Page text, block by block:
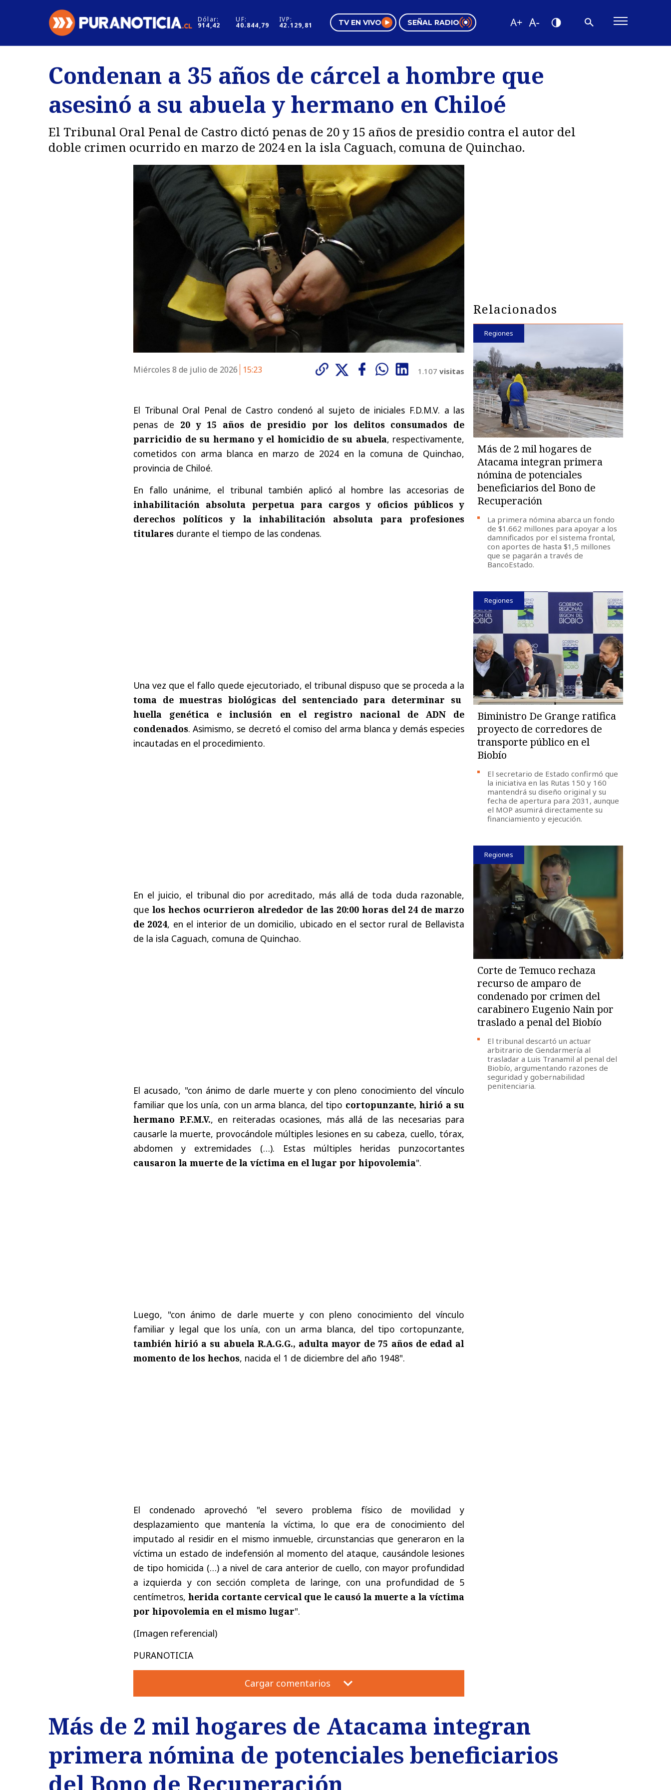
Dólar:
914,42
UF:
40.844,79
IVP:
42.129,81 TV EN VIVO SEÑAL RADIO
Regiones
Deportes
Internacional
Motores
Negocios
Pura Mujer
Tendencias
Videos
Condenan a 35 años de cárcel a hombre que
asesinó a su abuela y hermano en Chiloé
El Tribunal Oral Penal de Castro dictó penas de 20 y 15 años de presidio contra el autor del
doble crimen ocurrido en marzo de 2024 en la isla Caguach, comuna de Quinchao.
Miércoles 8 de julio de 2026 15:23 1.107 visitas
El Tribunal Oral Penal de Castro condenó al sujeto de iniciales F.D.M.V. a las
penas de 20 y 15 años de presidio por los delitos consumados de
parricidio de su hermano y el homicidio de su abuela, respectivamente,
cometidos con arma blanca en marzo de 2024 en la comuna de Quinchao,
provincia de Chiloé.
En fallo unánime, el tribunal también aplicó al hombre las accesorias de
inhabilitación absoluta perpetua para cargos y oficios públicos y
derechos políticos y la inhabilitación absoluta para profesiones
titulares durante el tiempo de las condenas.
Una vez que el fallo quede ejecutoriado, el tribunal dispuso que se proceda a la
toma de muestras biológicas del sentenciado para determinar su
huella genética e inclusión en el registro nacional de ADN de
condenados. Asimismo, se decretó el comiso del arma blanca y demás especies
incautadas en el procedimiento.
En el juicio, el tribunal dio por acreditado, más allá de toda duda razonable,
que los hechos ocurrieron alrededor de las 20:00 horas del 24 de marzo
de 2024, en el interior de un domicilio, ubicado en el sector rural de Bellavista
de la isla Caguach, comuna de Quinchao.
El acusado, "con ánimo de darle muerte y con pleno conocimiento del vínculo
familiar que los unía, con un arma blanca, del tipo cortopunzante, hirió a su
hermano P.F.M.V., en reiteradas ocasiones, más allá de las necesarias para
causarle la muerte, provocándole múltiples lesiones en su cabeza, cuello, tórax,
abdomen y extremidades (…). Estas múltiples heridas punzocortantes
causaron la muerte de la víctima en el lugar por hipovolemia".
Luego, "con ánimo de darle muerte y con pleno conocimiento del vínculo
familiar y legal que los unía, con un arma blanca, del tipo cortopunzante,
también hirió a su abuela R.A.G.G., adulta mayor de 75 años de edad al
momento de los hechos, nacida el 1 de diciembre del año 1948".
El condenado aprovechó "el severo problema físico de movilidad y
desplazamiento que mantenía la víctima, lo que era de conocimiento del
imputado al residir en el mismo inmueble, circunstancias que generaron en la
víctima un estado de indefensión al momento del ataque, causándole lesiones
de tipo homicida (…) a nivel de cara anterior de cuello, con mayor profundidad
a izquierda y con sección completa de laringe, con una profundidad de 5
centímetros,herida cortante cervical que le causó la muerte a la víctima
por hipovolemia en el mismo lugar".
(Imagen referencial)
PURANOTICIA
Cargar comentarios
Relacionados
Regiones
Más de 2 mil hogares de
Atacama integran primera
nómina de potenciales
beneficiarios del Bono de
Recuperación
La primera nómina abarca un fondo
de $1.662 millones para apoyar a los
damnificados por el sistema frontal,
con aportes de hasta $1,5 millones
que se pagarán a través de
BancoEstado.
Regiones
Biministro De Grange ratifica
proyecto de corredores de
transporte público en el
Biobío
El secretario de Estado confirmó que
la iniciativa en las Rutas 150 y 160
mantendrá su diseño original y su
fecha de apertura para 2031, aunque
el MOP asumirá directamente su
financiamiento y ejecución.
Regiones
Corte de Temuco rechaza
recurso de amparo de
condenado por crimen del
carabinero Eugenio Nain por
traslado a penal del Biobío
El tribunal descartó un actuar
arbitrario de Gendarmería al
trasladar a Luis Tranamil al penal del
Biobío, argumentando razones de
seguridad y gobernabilidad
penitenciaria.
Más de 2 mil hogares de Atacama integran
primera nómina de potenciales beneficiarios
del Bono de Recuperación